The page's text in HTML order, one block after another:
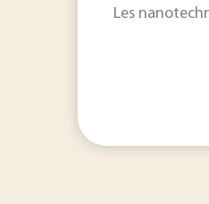
Les